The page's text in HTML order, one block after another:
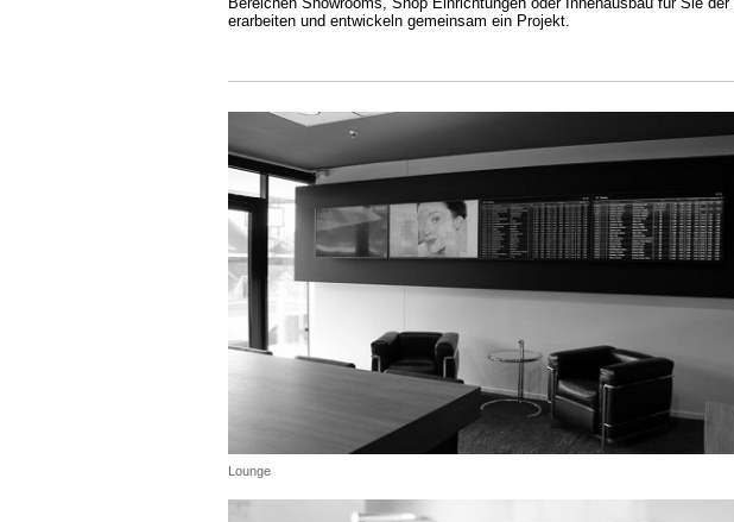
erarbeiten und entwickeln gemeinsam ein Projekt.
Lounge